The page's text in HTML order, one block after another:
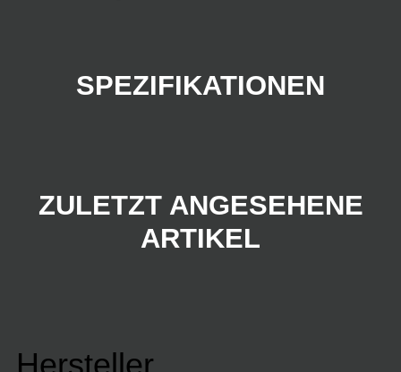
SPEZIFIKATIONEN
ZULETZT ANGESEHENE
ARTIKEL